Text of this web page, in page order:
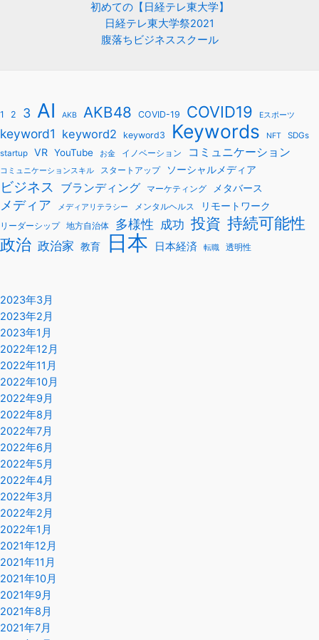
初めての【日経テレ東大学】
日経テレ東大学祭2021
腹落ちビジネススクール
1 2 3 AI AKB AKB48 COVID-19 COVID19 Eスポーツ
keyword1 keyword2 keyword3 Keywords NFT
SDGs
startup
VR YouTube お金 イノベーション コミュニケーション
コミュニケーションスキル スタートアップ ソーシャルメディア
ビジネス ブランディング マーケティング メタバース
メディア メディアリテラシー メンタルヘルス リモートワーク
リーダーシップ 地方自治体 多様性 成功 投資 持続可能性
政治 政治家 教育 日本 日本経済 転職 透明性
2023年3月
2023年2月
2023年1月
2022年12月
2022年11月
2022年10月
2022年9月
2022年8月
2022年7月
2022年6月
2022年5月
2022年4月
2022年3月
2022年2月
2022年1月
2021年12月
2021年11月
2021年10月
2021年9月
2021年8月
2021年7月